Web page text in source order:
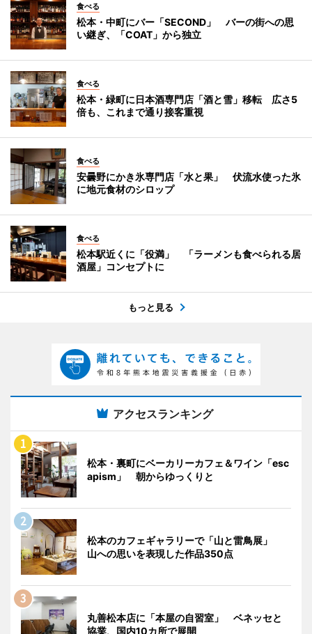
食べる
松本・中町にバー「SECOND」 バーの街への思
い継ぎ、「COAT」から独立
食べる
松本・緑町に日本酒専門店「酒と雪」移転 広さ5
倍も、これまで通り接客重視
食べる
安曇野にかき氷専門店「水と果」 伏流水使った氷
に地元食材のシロップ
食べる
松本駅近くに「役満」 「ラーメンも食べられる居
酒屋」コンセプトに
もっと見る
アクセスランキング
松本・裏町にベーカリーカフェ＆ワイン「esc
apism」 朝からゆっくりと
松本のカフェギャラリーで「山と雷鳥展」
山への思いを表現した作品350点
丸善松本店に「本屋の自習室」 ベネッセと
協業、国内10カ所で展開